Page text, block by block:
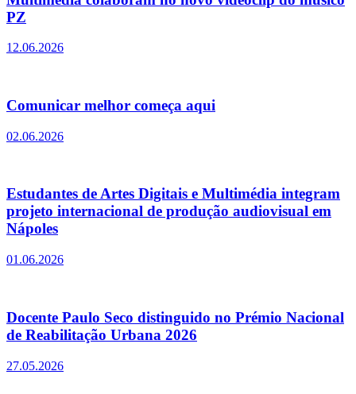
PZ
12.06.2026
Comunicar melhor começa aqui
02.06.2026
Estudantes de Artes Digitais e Multimédia integram
projeto internacional de produção audiovisual em
Nápoles
01.06.2026
Docente Paulo Seco distinguido no Prémio Nacional
de Reabilitação Urbana 2026
27.05.2026